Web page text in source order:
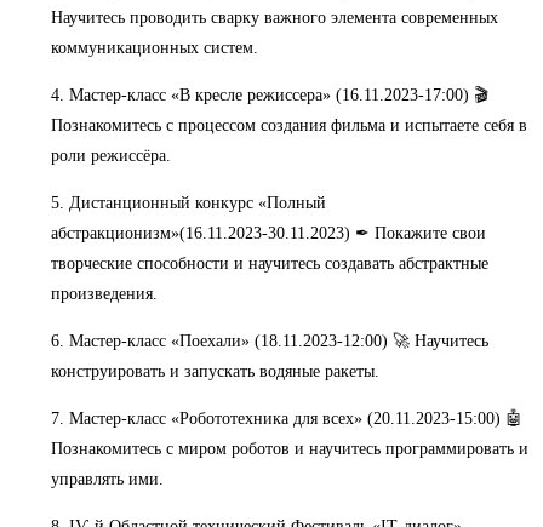
Научитесь проводить сварку важного элемента современных
коммуникационных систем.
4. Мастер-класс «В кресле режиссера» (16.11.2023-17:00) 🎬
Познакомитесь с процессом создания фильма и испытаете себя в
роли режиссёра.
5. Дистанционный конкурс «Полный
абстракционизм»(16.11.2023-30.11.2023) ✒ Покажите свои
творческие способности и научитесь создавать абстрактные
произведения.
6. Мастер-класс «Поехали» (18.11.2023-12:00) 🚀 Научитесь
конструировать и запускать водяные ракеты.
7. Мастер-класс «Робототехника для всех» (20.11.2023-15:00) 🤖
Познакомитесь с миром роботов и научитесь программировать и
управлять ими.